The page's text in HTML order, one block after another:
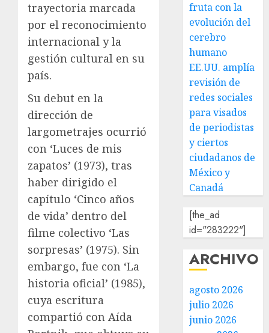
trayectoria marcada
por el reconocimiento
internacional y la
gestión cultural en su
país.
Su debut en la
dirección de
largometrajes ocurrió
con ‘Luces de mis
zapatos’ (1973), tras
haber dirigido el
capítulo ‘Cinco años
de vida’ dentro del
filme colectivo ‘Las
sorpresas’ (1975). Sin
embargo, fue con ‘La
historia oficial’ (1985),
cuya escritura
compartió con Aída
fruta con la
evolución del
cerebro
humano
EE.UU. amplía
revisión de
redes sociales
para visados
de periodistas
y ciertos
ciudadanos de
México y
Canadá
[the_ad
id="283222"]
ARCHIVO
agosto 2026
julio 2026
junio 2026